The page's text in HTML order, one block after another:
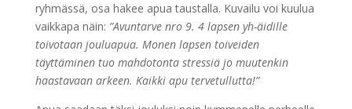
ryhmässä, osa hakee apua taustalla. Kuvailu voi kuulua
vaikkapa näin: ”Avuntarve nro 9. 4 lapsen yh-äidille
toivotaan jouluapua. Monen lapsen toiveiden
täyttäminen tuo mahdotonta stressiä jo muutenkin
haastavaan arkeen. Kaikki apu tervetullutta!”